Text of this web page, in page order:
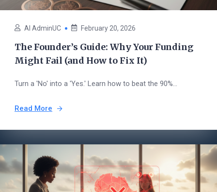
AI AdminUC February 20, 2026
The Founder’s Guide: Why Your Funding
Might Fail (and How to Fix It)
Turn a 'No' into a 'Yes.' Learn how to beat the 90%...
Read More